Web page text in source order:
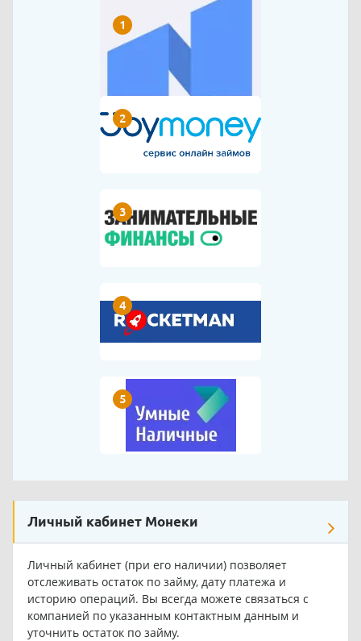
1
2
3
4
5
Личный кабинет Монеки
Личный кабинет (при его наличии) позволяет
отслеживать остаток по займу, дату платежа и
историю операций. Вы всегда можете связаться с
компанией по указанным контактным данным и
уточнить остаток по займу.